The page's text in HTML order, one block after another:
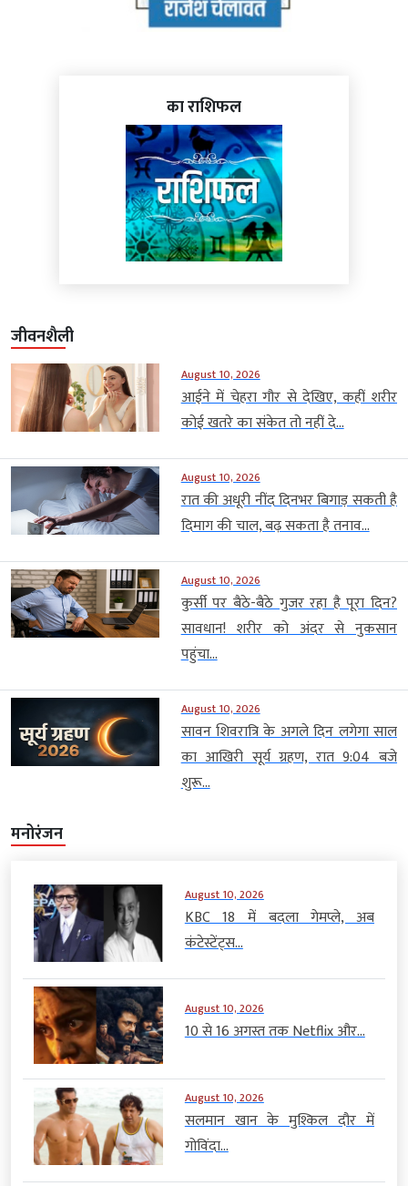
का राशिफल
जीवनशैली
August 10, 2026
आईने में चेहरा गौर से देखिए, कहीं शरीर
कोई खतरे का संकेत तो नहीं दे...
August 10, 2026
रात की अधूरी नींद दिनभर बिगाड़ सकती है
दिमाग की चाल, बढ़ सकता है तनाव...
August 10, 2026
कुर्सी पर बैठे-बैठे गुजर रहा है पूरा दिन?
सावधान! शरीर को अंदर से नुकसान
पहुंचा...
August 10, 2026
सावन शिवरात्रि के अगले दिन लगेगा साल
का आखिरी सूर्य ग्रहण, रात 9:04 बजे
शुरू...
मनोरंजन
August 10, 2026
KBC 18 में बदला गेमप्ले, अब
कंटेस्टेंट्स...
August 10, 2026
10 से 16 अगस्त तक Netflix और...
August 10, 2026
सलमान खान के मुश्किल दौर में
गोविंदा...